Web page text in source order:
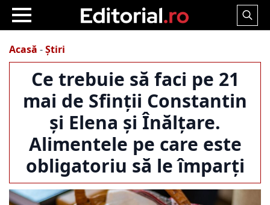
Search
Acasă -Știri
Ce trebuie să faci pe 21
mai de Sfinții Constantin
și Elena și Înălțare.
Alimentele pe care este
obligatoriu să le împarți